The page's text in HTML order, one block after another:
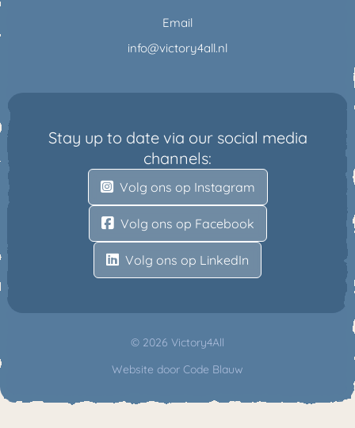
Email
info@victory4all.nl
Stay up to date via our social media
channels:
Volg ons op Instagram
Volg ons op Facebook
Volg ons op LinkedIn
© 2026 Victory4All
Website door Code Blauw